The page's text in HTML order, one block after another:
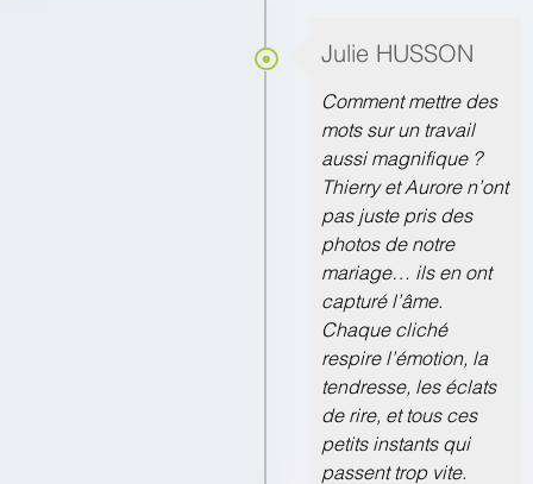
Julie HUSSON
Comment mettre des
mots sur un travail
aussi magnifique ?
Thierry et Aurore n’ont
pas juste pris des
photos de notre
mariage… ils en ont
capturé l’âme.
Chaque cliché
respire l’émotion, la
tendresse, les éclats
de rire, et tous ces
petits instants qui
passent trop vite.